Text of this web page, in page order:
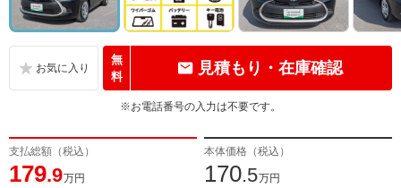
無
料
見積もり・在庫確認
※お電話番号の入力は不要です。
支払総額（税込）
179.9万円
本体価格（税込）
170.5万円